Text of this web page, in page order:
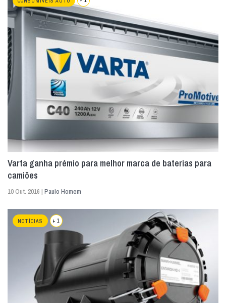
Varta ganha prémio para melhor marca de baterias para
camiões
10 Out. 2016 | Paulo Homem
NOTÍCIAS + 1